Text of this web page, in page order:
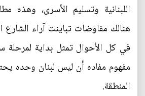
اللبنانية وتسليم الأسرى، وهذه
هنالك مفاوضات تباينت آراء الشارع
في كل الأحوال تمثل بداية لمرحلة
مفهوم مفاده أن ليس لبنان وحده
المنطقة.